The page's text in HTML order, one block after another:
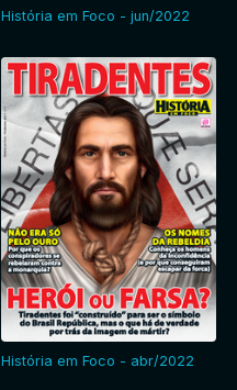
História em Foco - jun/2022
História em Foco - abr/2022